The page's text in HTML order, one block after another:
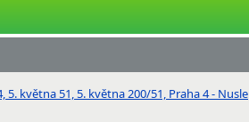
května 51, 5. května 200/51, Praha 4 - Nusle